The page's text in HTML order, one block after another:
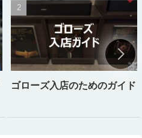
ゴローズ入店のためのガイド